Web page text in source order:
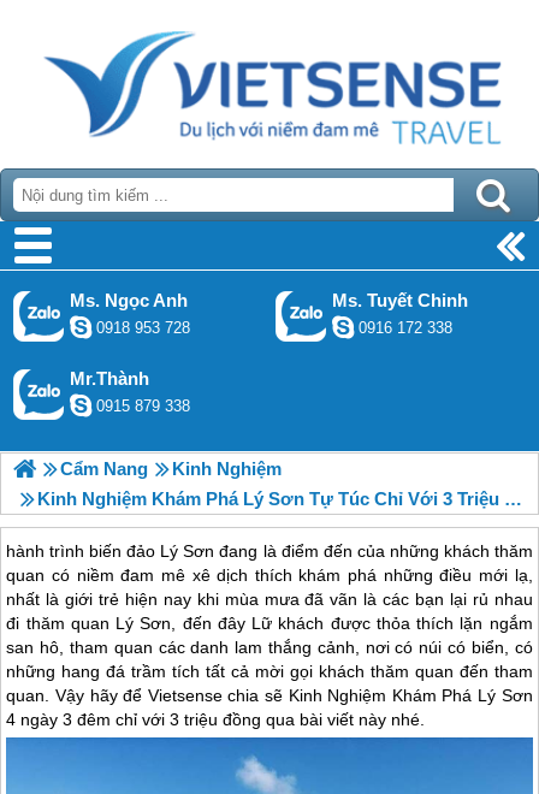
Ms. Ngọc Anh
0918 953 728
Ms. Tuyết Chinh
0916 172 338
Mr.Thành
0915 879 338
Cẩm Nang
Kinh Nghiệm
Kinh Nghiệm Khám Phá Lý Sơn Tự Túc Chỉ Với 3 Triệu Đồng
hành trình biến đảo Lý Sơn đang là điểm đến của những khách thăm
quan có niềm đam mê xê dịch thích khám phá những điều mới lạ,
nhất là giới trẻ hiện nay khi mùa mưa đã vãn là các bạn lại rủ nhau
đi thăm quan Lý Sơn, đến đây Lữ khách được thỏa thích lặn ngắm
san hô, tham quan các danh lam thắng cảnh, nơi có núi có biển, có
những hang đá trầm tích tất cả mời gọi khách thăm quan đến tham
quan. Vậy hãy để Vietsense chia sẽ Kinh Nghiệm Khám Phá Lý Sơn
4 ngày 3 đêm chỉ với 3 triệu đồng qua bài viết này nhé.